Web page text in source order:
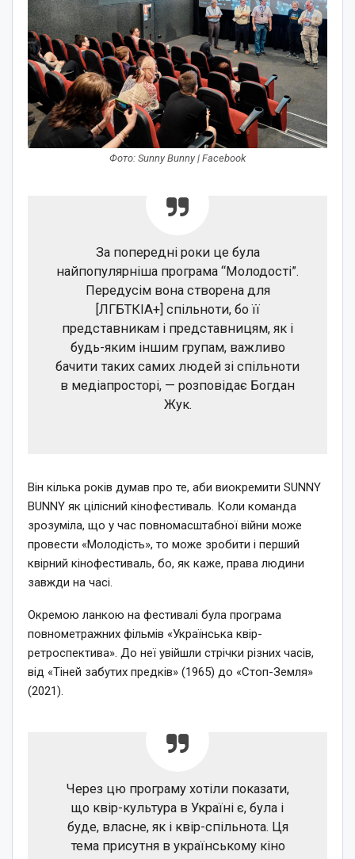
Фото: Sunny Bunny | Facebook
За попередні роки це була
найпопулярніша програма “Молодості”.
Передусім вона створена для
[ЛГБТКІА+] спільноти, бо її
представникам і представницям, як і
будь-яким іншим групам, важливо
бачити таких самих людей зі спільноти
в медіапросторі, — розповідає Богдан
Жук.
Він кілька років думав про те, аби виокремити SUNNY
BUNNY як цілісний кінофестиваль. Коли команда
зрозуміла, що у час повномасштабної війни може
провести «Молодість», то може зробити і перший
квірний кінофестиваль, бо, як каже, права людини
завжди на часі.
Окремою ланкою на фестивалі була програма
повнометражних фільмів «Українська квір-
ретроспектива». До неї увійшли стрічки різних часів,
від «Тіней забутих предків» (1965) до «Стоп-Земля»
(2021).
Через цю програму хотіли показати,
що квір-культура в Україні є, була і
буде, власне, як і квір-спільнота. Ця
тема присутня в українському кіно